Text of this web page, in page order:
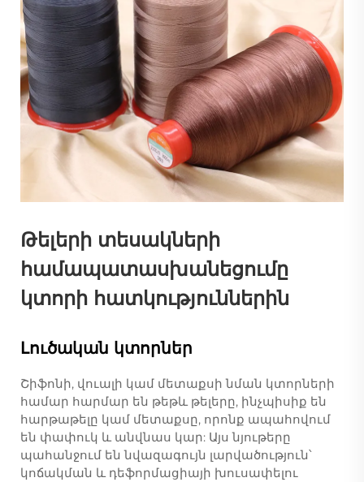
Թելերի տեսակների
համապատասխանեցումը
կտորի հատկություններին
Լուծական կտորներ
Շիֆոնի, վուալի կամ մետաքսի նման կտորների
համար հարմար են թեթև թելերը, ինչպիսիք են
հարթաթելը կամ մետաքսը, որոնք ապահովում
են փափուկ և անվնաս կար: Այս նյութերը
պահանջում են նվազագույն լարվածություն՝
կոճակման և դեֆորմացիայի խուսափելու